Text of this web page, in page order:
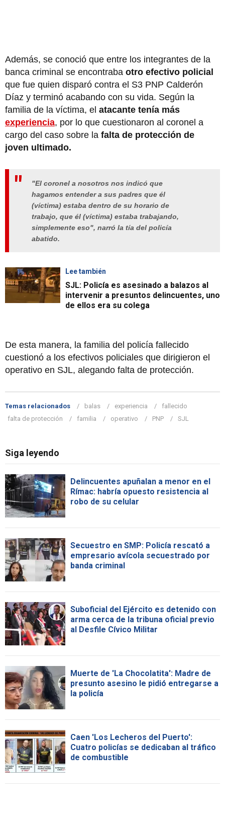
Además, se conoció que entre los integrantes de la
banca criminal se encontraba otro efectivo policial
que fue quien disparó contra el S3 PNP Calderón
Díaz y terminó acabando con su vida. Según la
familia de la víctima, el atacante tenía más
experiencia, por lo que cuestionaron al coronel a
cargo del caso sobre la falta de protección de
joven ultimado.
"El coronel a nosotros nos indicó que
hagamos entender a sus padres que él
(víctima) estaba dentro de su horario de
trabajo, que él (víctima) estaba trabajando,
simplemente eso", narró la tía del policía
abatido.
Lee también
SJL: Policía es asesinado a balazos al
intervenir a presuntos delincuentes, uno
de ellos era su colega
De esta manera, la familia del policía fallecido
cuestionó a los efectivos policiales que dirigieron el
operativo en SJL, alegando falta de protección.
Temas relacionados balas experiencia
fallecido
falta de protección
familia operativo PNP SJL
Siga leyendo
Delincuentes apuñalan a menor en el
Rímac: habría opuesto resistencia al
robo de su celular
Secuestro en SMP: Policía rescató a
empresario avícola secuestrado por
banda criminal
Suboficial del Ejército es detenido con
arma cerca de la tribuna oficial previo
al Desfile Cívico Militar
Muerte de 'La Chocolatita': Madre de
presunto asesino le pidió entregarse a
la policía
Caen 'Los Lecheros del Puerto':
Cuatro policías se dedicaban al tráfico
de combustible